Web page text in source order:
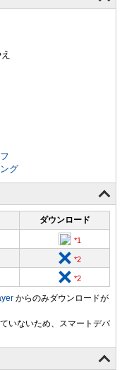
グ
ダウンロード
からのみダウンロードが